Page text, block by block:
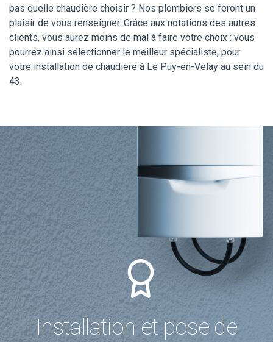
pas quelle chaudière choisir ? Nos plombiers se feront un
plaisir de vous renseigner. Grâce aux notations des autres
clients, vous aurez moins de mal à faire votre choix : vous
pourrez ainsi sélectionner le meilleur spécialiste, pour
votre installation de chaudière à Le Puy-en-Velay au sein du
43.
Installation et pose de